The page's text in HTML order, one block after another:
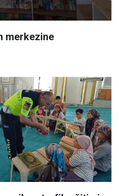
merkezine